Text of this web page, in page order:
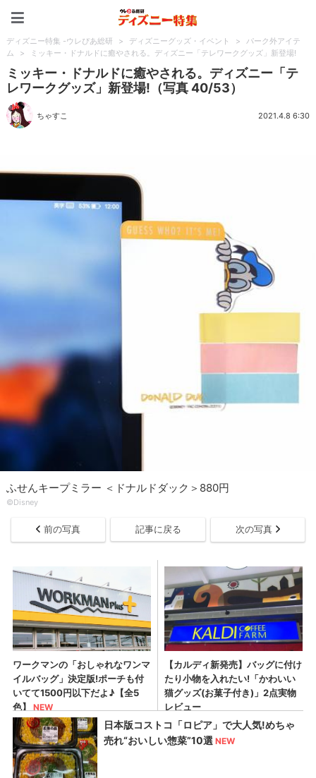
ディズニー特集 -ウレぴあ総研 > ディズニーグッズ・イベント >
パーク外アイテ
ム
> ミッキー・ドナルドに癒やされる。ディズニー「テレワークグッズ」新登場!
ミッキー・ドナルドに癒やされる。ディズニー「テ
レワークグッズ」新登場!（写真 40/53）
ちゃすこ 2021.4.8 6:30
ふせんキープミラー ＜ドナルドダック＞880円
©Disney
前の写真 記事に戻る 次の写真